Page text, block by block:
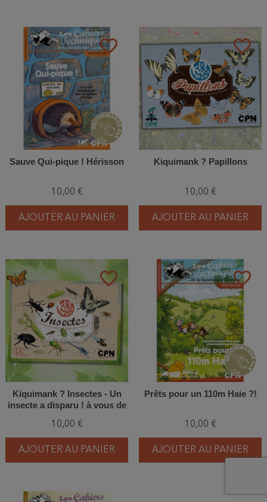
favorite_border
Sauve Qui-pique ! Hérisson
10,00 €
AJOUTER AU PANIER
favorite_border
Kiquimank ? Papillons
10,00 €
AJOUTER AU PANIER
favorite_border
Kiquimank ? Insectes - Un
insecte a disparu ! à vous de
10,00 €
AJOUTER AU PANIER
favorite_border
Prêts pour un 110m Haie ?!
10,00 €
AJOUTER AU PANIER